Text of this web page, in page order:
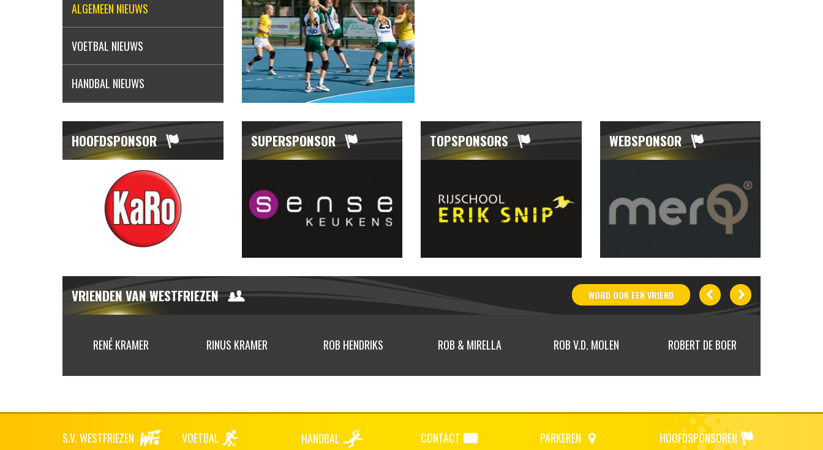
ALGEMEEN NIEUWS
VOETBAL NIEUWS
HANDBAL NIEUWS
HOOFDSPONSOR SUPERSPONSOR TOPSPONSORS WEBSPONSOR
VRIENDEN VAN WESTFRIEZEN WORD OOK EENVRIEND
RENÉ KRAMER RINUS KRAMER ROB HENDRIKS ROB & MIRELLA ROB V.D. MOLEN ROBERT DE BOER
S.V. WESTFRIEZEN VOETBAL HANDBAL CONTACT PARKEREN HOOFDSPONSOREN